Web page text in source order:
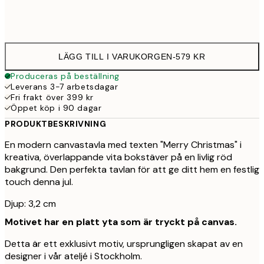
LÄGG TILL I VARUKORGEN-579 KR
Produceras på beställning
Leverans 3-7 arbetsdagar
Fri frakt över 399 kr
Öppet köp i 90 dagar
PRODUKTBESKRIVNING
En modern canvastavla med texten "Merry Christmas" i
kreativa, överlappande vita bokstäver på en livlig röd
bakgrund. Den perfekta tavlan för att ge ditt hem en festlig
touch denna jul.
Djup: 3,2 cm
Motivet har en platt yta som är tryckt på canvas.
Detta är ett exklusivt motiv, ursprungligen skapat av en
designer i vår ateljé i Stockholm.